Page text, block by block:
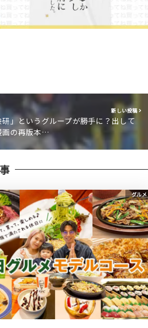
新しい投稿
研」というグループが勝手に？出して
画の再版本…
グルメ